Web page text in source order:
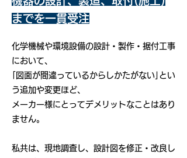
までを一貫受注
化学機械や環境設備の設計・製作・据付工事
において、
｢図面が間違っているからしかたがない｣とい
う追加や変更ほど、
メーカー様にとってデメリットなことはあり
ません。
私共は、現地調査し、設計図を修正・改良し